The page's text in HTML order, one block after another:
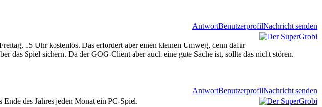
AntwortBenutzerprofilNachricht senden
15 Uhr kostenlos. Das erfordert aber einen kleinen Umweg, denn dafür
das Spiel sichern. Da der GOG-Client aber auch eine gute Sache ist, sollte das nicht stören.
AntwortBenutzerprofilNachricht senden
des Jahres jeden Monat ein PC-Spiel.